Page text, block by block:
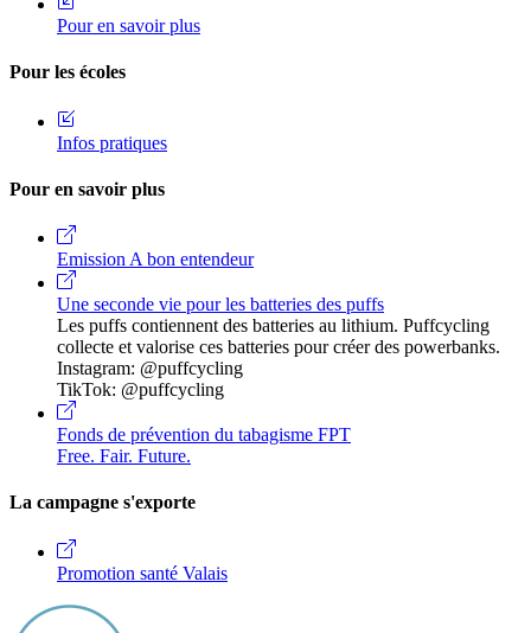
Pour en savoir plus
Pour les écoles
Infos pratiques
Pour en savoir plus
Emission A bon entendeur
Une seconde vie pour les batteries des puffs
Les puffs contiennent des batteries au lithium. Puffcycling
collecte et valorise ces batteries pour créer des powerbanks.
Instagram: @puffcycling
TikTok: @puffcycling
Fonds de prévention du tabagisme FPT
Free. Fair. Future.
La campagne s'exporte
Promotion santé Valais